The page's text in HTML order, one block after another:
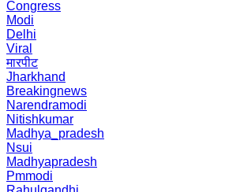
Congress
Modi
Delhi
Viral
मारपीट
Jharkhand
Breakingnews
Narendramodi
Nitishkumar
Madhya_pradesh
Nsui
Madhyapradesh
Pmmodi